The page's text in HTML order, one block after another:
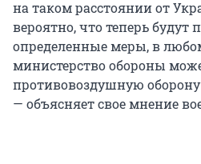
на таком расстоянии от
вероятно, что теперь будут
определенные меры, в
министерство обороны
противовоздушную оборону
— объясняет свое мнение